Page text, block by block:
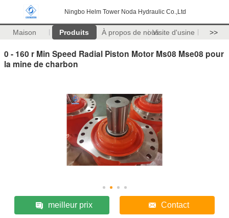
Ningbo Helm Tower Noda Hydraulic Co.,Ltd
Maison Produits À propos de nousVisite d'usine >>
0 - 160 r Min Speed Radial Piston Motor Ms08 Mse08 pour
la mine de charbon
meilleur prix Contact